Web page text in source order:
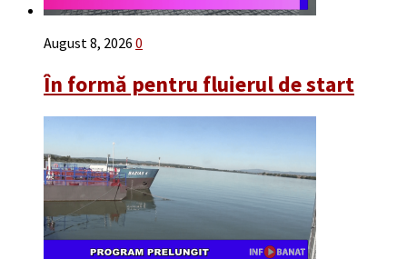
August 8, 2026 0
În formă pentru fluierul de start